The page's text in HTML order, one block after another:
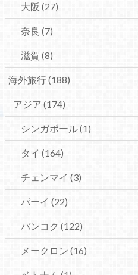
大阪 (27)
奈良 (7)
滋賀 (8)
海外旅行(188)
アジア (174)
シンガポール(1)
タイ (164)
チェンマイ (3)
パーイ (22)
バンコク (122)
メークロン (16)